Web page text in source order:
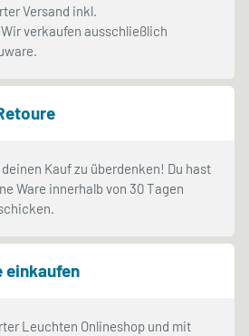
Versand inkl.
verkaufen ausschließlich
Kauf zu überdenken! Du hast
Ware innerhalb von 30 Tagen
einkaufen
Leuchten Onlineshop und mit